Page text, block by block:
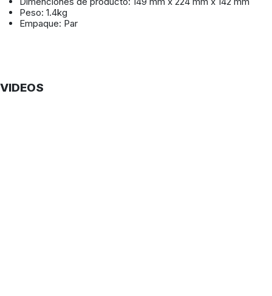
Peso: 1.4kg
Empaque: Par
VIDEOS